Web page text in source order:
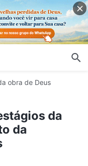
obra de Deus
da
da